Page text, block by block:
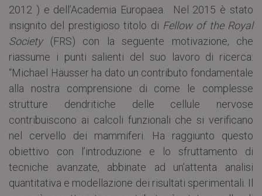
2012 ) e dell’Academia Europaea. Nel 2015 è stato
insignito del prestigioso titolo di Fellow of the Royal
Society(FRS) con la seguente motivazione, che
riassume i punti salienti del suo lavoro di ricerca:
“Michael Häusser ha dato un contributo fondamentale
alla nostra comprensione di come le complesse
strutture dendritiche delle cellule nervose
contribuiscono ai calcoli funzionali che si verificano
nel cervello dei mammiferi. Ha raggiunto questo
obiettivo con l’introduzione e lo sfruttamento di
tecniche avanzate, abbinate ad un’attenta analisi
quantitativa e modellazione dei risultati sperimentali. Il